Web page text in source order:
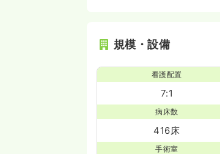
規模・設備
看護配置
7:1
病床数
416床
手術室